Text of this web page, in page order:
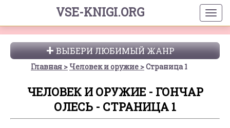
VSE-KNIGI.ORG
ВЫБЕРИ ЛЮБИМЫЙ ЖАНР
Главная Человек и оружие Страница 1
ЧЕЛОВЕК И ОРУЖИЕ - ГОНЧАР
ОЛЕСЬ - СТРАНИЦА 1